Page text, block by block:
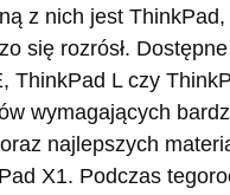
z nich jest
się rozrósł.
ThinkPad L czy
wymagających
najlepszych
X1. Podczas